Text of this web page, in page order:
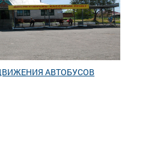
АВТОБУСОВ